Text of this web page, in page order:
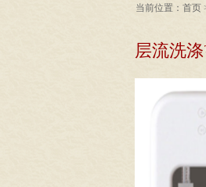
当前位置： 首页
层流洗